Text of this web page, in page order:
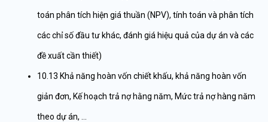
toán phân tích hiện giá thuần (NPV), tính toán và phân tích
các chỉ số đầu tư khác, đánh giá hiệu quả của dự án và các
đề xuất cần thiết)
10.13 Khả năng hoàn vốn chiết khấu, khả năng hoàn vốn
giản đơn, Kế hoạch trả nợ hằng năm, Mức trả nợ hàng năm
theo dự án, …